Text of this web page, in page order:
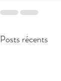
Posts récents